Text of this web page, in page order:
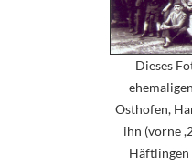
Dieses
Osthofen,
ihn (vorne
Häftlingen